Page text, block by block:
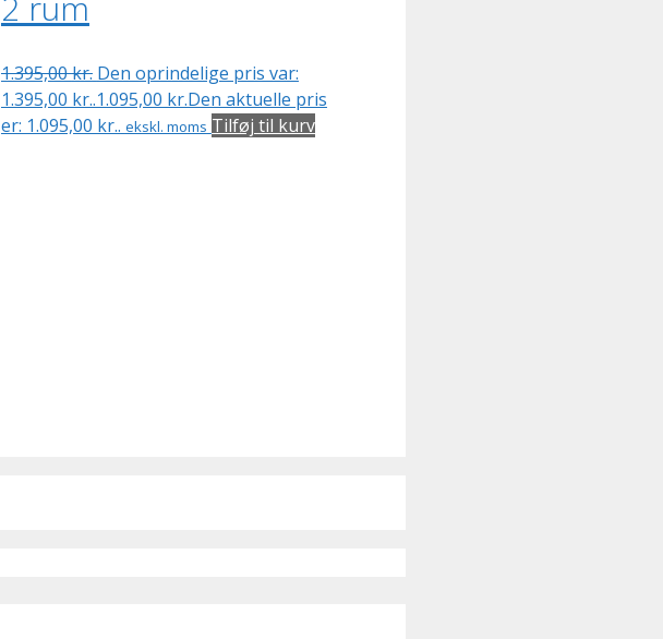
1.395,00kr. Den oprindelige pris var:
1.395,00 kr..1.095,00 kr.Den aktuelle pris
er: 1.095,00 kr.. ekskl. moms Tilføj til kurv